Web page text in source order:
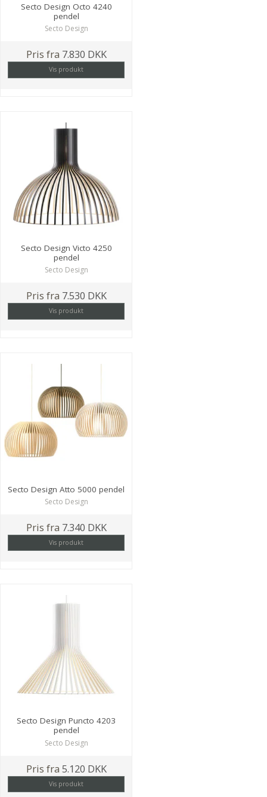
Secto Design Octo 4240
pendel
Secto Design
Pris fra 7.830 DKK
Vis produkt
Secto Design Victo 4250
pendel
Secto Design
Pris fra 7.530 DKK
Vis produkt
Secto Design Atto 5000 pendel
Secto Design
Pris fra 7.340 DKK
Vis produkt
Secto Design Puncto 4203
pendel
Secto Design
Pris fra 5.120 DKK
Vis produkt